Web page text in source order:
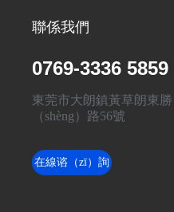
聯係我們
0769-3336 5859
東莞市大朗鎮黃草朗東勝
（shèng）路56號
在線谘（zī）詢